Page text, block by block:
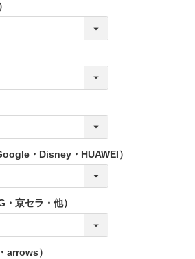
・Disney・HUAWEI）
京セラ・他）
arrows）